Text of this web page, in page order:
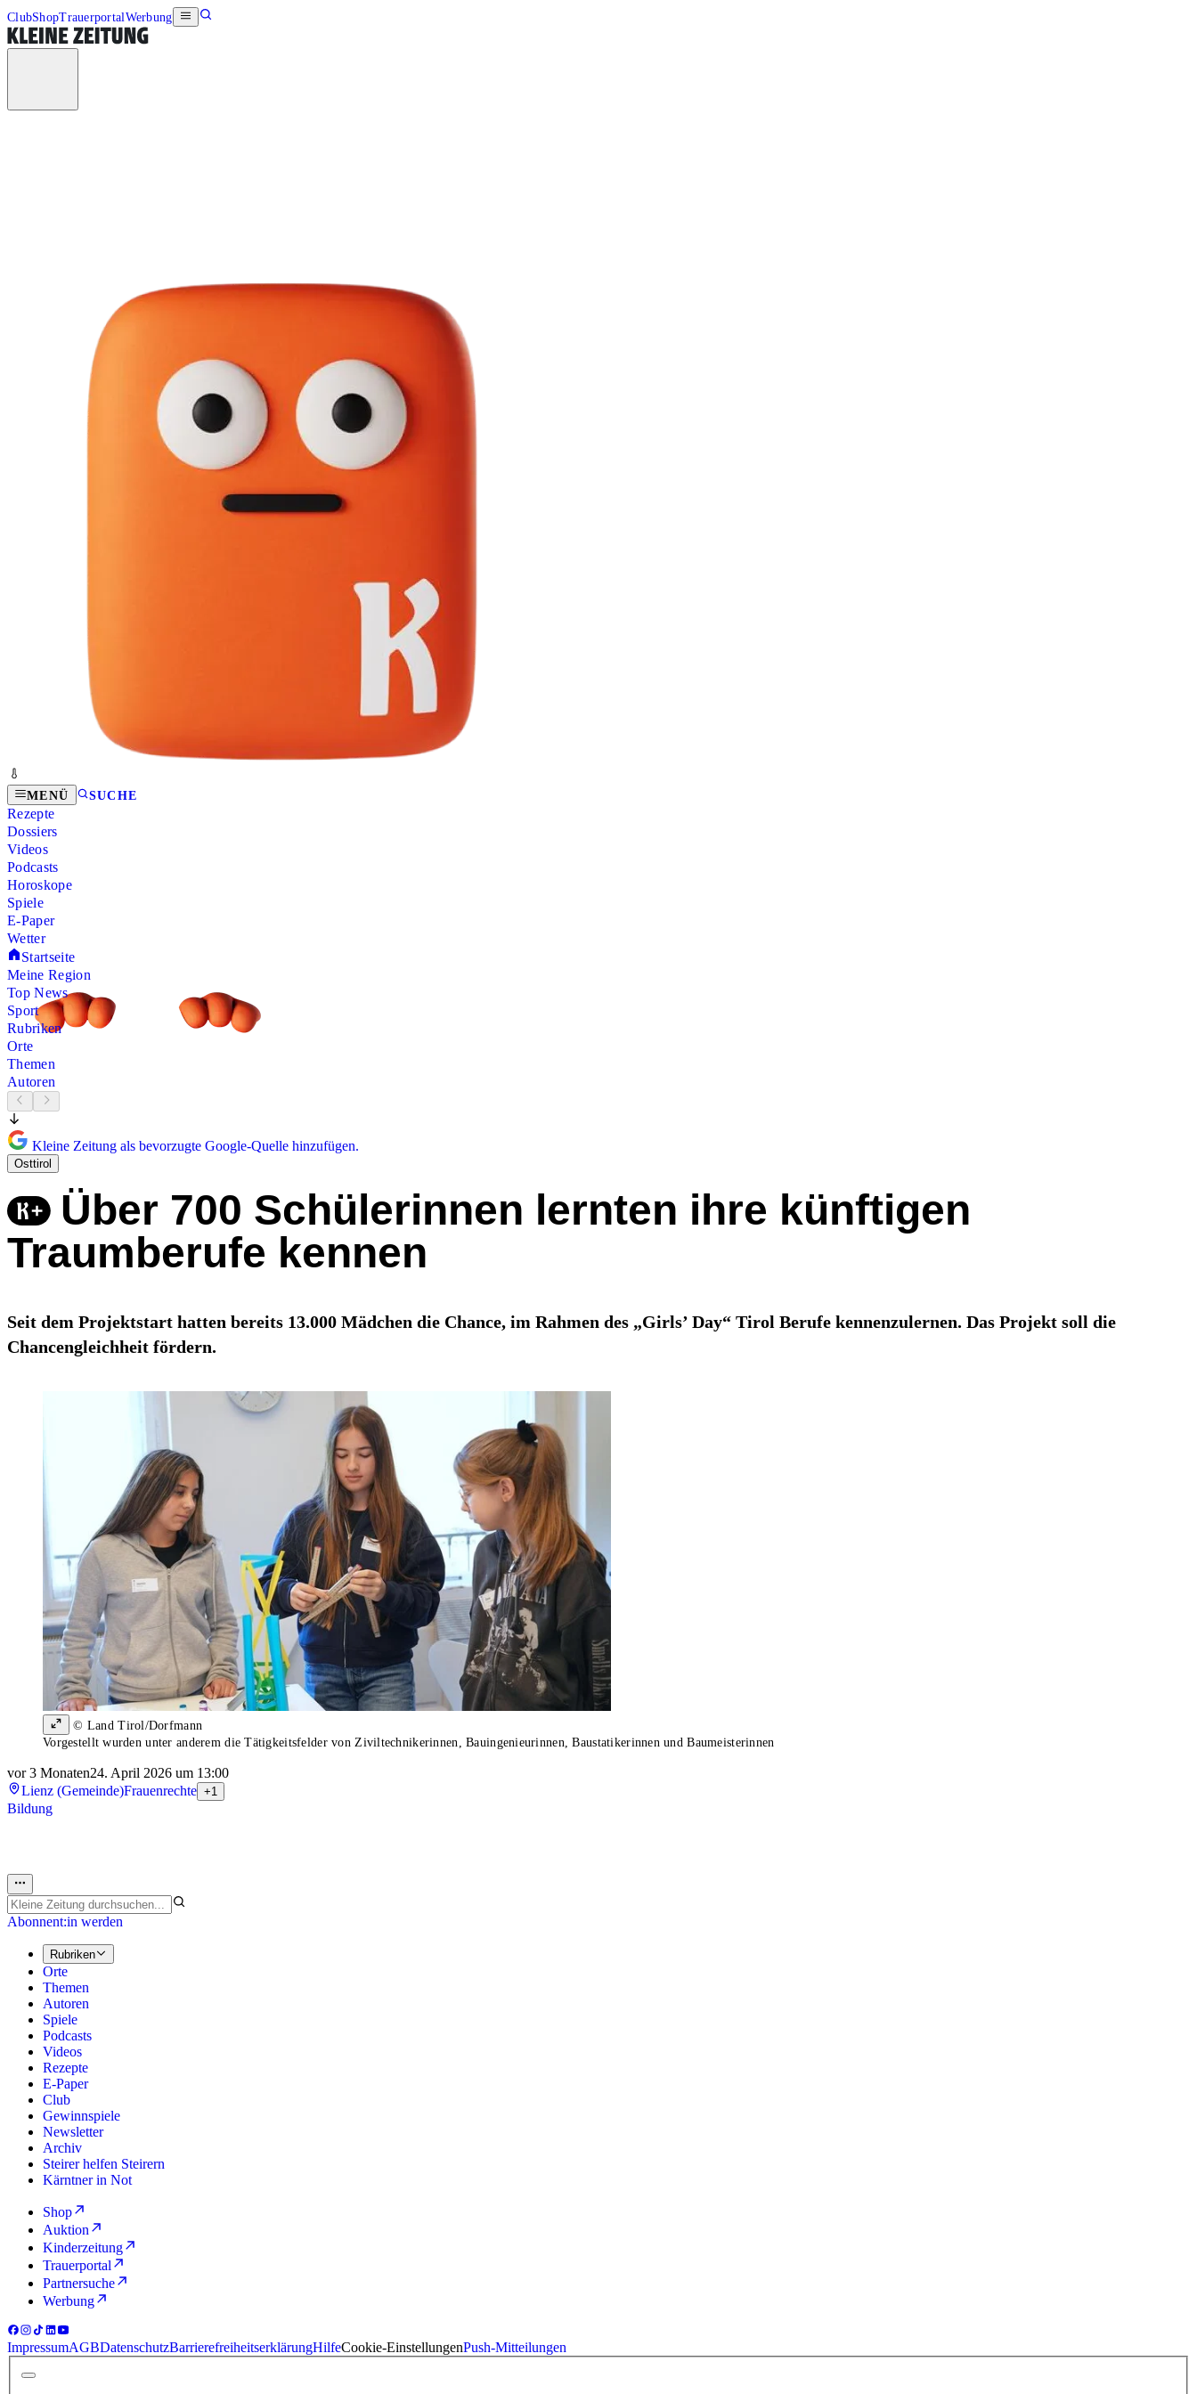
ClubShopTrauerportalWerbung
MENÜ SUCHE
Rezepte
Dossiers
Videos
Podcasts
Horoskope
Spiele
E-Paper
Wetter
Startseite
Meine Region
Top News
Sport
Rubriken
Orte
Themen
Autoren
Kleine Zeitung als bevorzugte Google-Quelle hinzufügen.
Osttirol
Über 700 Schülerinnen lernten ihre künftigen
Traumberufe kennen
Seit dem Projektstart hatten bereits 13.000 Mädchen die Chance, im Rahmen des „Girls’ Day“ Tirol Berufe kennenzulernen. Das Projekt soll die
Chancengleichheit fördern.
© Land Tirol/Dorfmann
Vorgestellt wurden unter anderem die Tätigkeitsfelder von Ziviltechnikerinnen, Bauingenieurinnen, Baustatikerinnen und Baumeisterinnen
vor 3 Monaten24. April 2026 um 13:00
Lienz (Gemeinde)Frauenrechte +1
Bildung
Abonnent:in werden
Rubriken
Orte
Themen
Autoren
Spiele
Podcasts
Videos
Rezepte
E-Paper
Club
Gewinnspiele
Newsletter
Archiv
Steirer helfen Steirern
Kärntner in Not
Shop
Auktion
Kinderzeitung
Trauerportal
Partnersuche
Werbung
ImpressumAGBDatenschutzBarrierefreiheitserklärungHilfeCookie-EinstellungenPush-Mitteilungen